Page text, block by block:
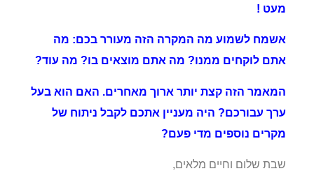
מעט !
אשמח לשמוע מה המקרה הזה מעורר בכם: מה
אתם לוקחים ממנו? מה אתם מוצאים בו? מה עוד?
המאמר הזה קצת יותר ארוך מאחרים. האם הוא בעל
ערך עבורכם? היה מעניין אתכם לקבל ניתוח של
מקרים נוספים מדי פעם?
שבת שלום וחיים מלאים,